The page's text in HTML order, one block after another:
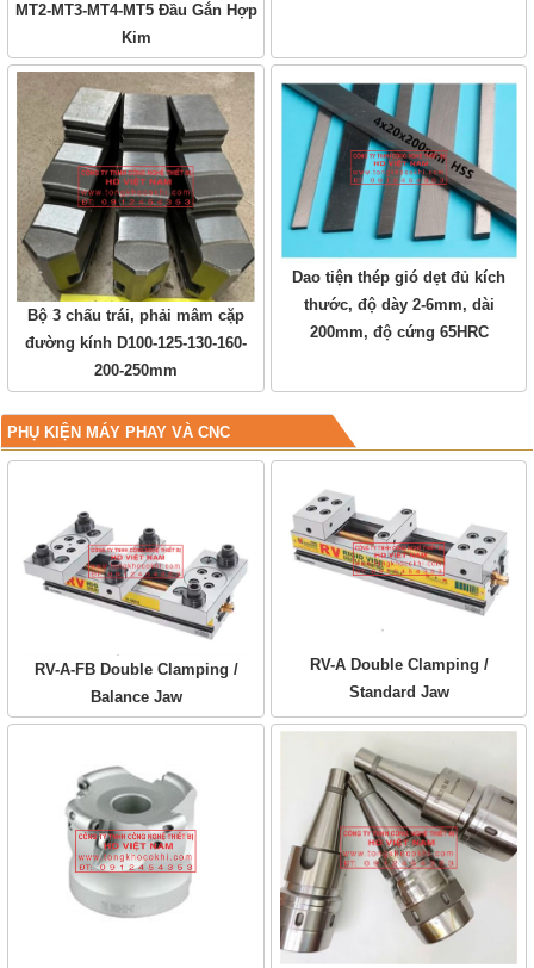
MT2-MT3-MT4-MT5 Đầu Gắn Hợp
Kim
Bộ 3 chấu trái, phải mâm cặp
đường kính D100-125-130-160-
200-250mm
Dao tiện thép gió dẹt đủ kích
thước, độ dày 2-6mm, dài
200mm, độ cứng 65HRC
PHỤ KIỆN MÁY PHAY VÀ CNC
RV-A-FB Double Clamping /
Balance Jaw
RV-A Double Clamping /
Standard Jaw